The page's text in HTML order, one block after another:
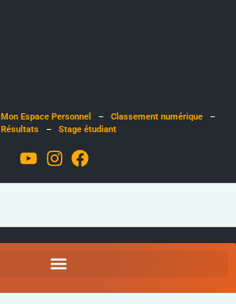
Mon Espace Personnel – Classement numérique –
Résultats – Stage étudiant